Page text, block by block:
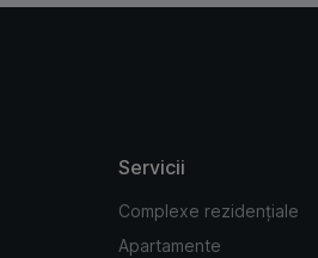
Servicii
Complexe rezidențiale
Apartamente